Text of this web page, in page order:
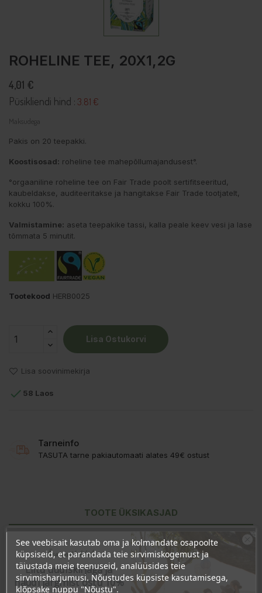
ROHELINE TEE, 20X1,2G
4,01 €
Püsikliendi hind : 3.81 €
Maksudega
Pakis on 20 teepakki.
Koostisosad: roheline tee mahepõllumajandusest°.
°orgaaniline roheline tee on Fair Trade poolt sertifitseeritud,
kaubeldakse, auditeeritakse ja hangitakse Fair Trade tootjatelt,
kokku 100%.
Valmistamine: aseta teepakike tassi, kalla peale keev vesi ja lase
tõmmata 5 minutit.
Tootekood HERB0025
Lisa Ostukorvi
Lisa soovinimekirja
 58 Laos
Tarneinfo
TASUTA tarne pakiautomaati alates 49€ ostust
TOOTE ÜKSIKASJAD
KLIENDI KOMMENTAARID
See veebisait kasutab oma ja kolmandate osapoolte
küpsiseid, et parandada teie sirvimiskogemust ja
täiustada meie teenuseid, analüüsides teie
sirvimisharjumusi. Nõustudes küpsiste kasutamisega,
klõpsake nuppu "Nõustu".
Ära veel lahku!
Liitu uudiskirjaga ja
naudi järgmist ostu 10%